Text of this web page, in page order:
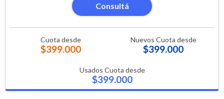
Consultá
Cuota desde
$399.000
Nuevos Cuota desde
$399.000
Usados Cuota desde
$399.000